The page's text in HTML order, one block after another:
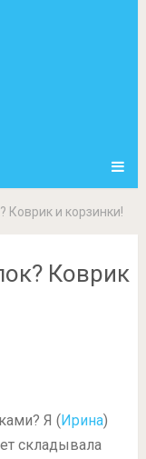
Коврик и корзинки!
Коврик
Я (Ирина)
складывала